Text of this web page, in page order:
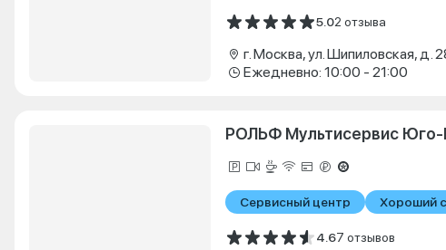
5.02 отзыва
г. Москва, ул. Шипиловская, д.
Ежедневно: 10:00 - 21:00
РОЛЬФ Мультисервис Юго-
Сервисный центр Хороший
4.67 отзывов